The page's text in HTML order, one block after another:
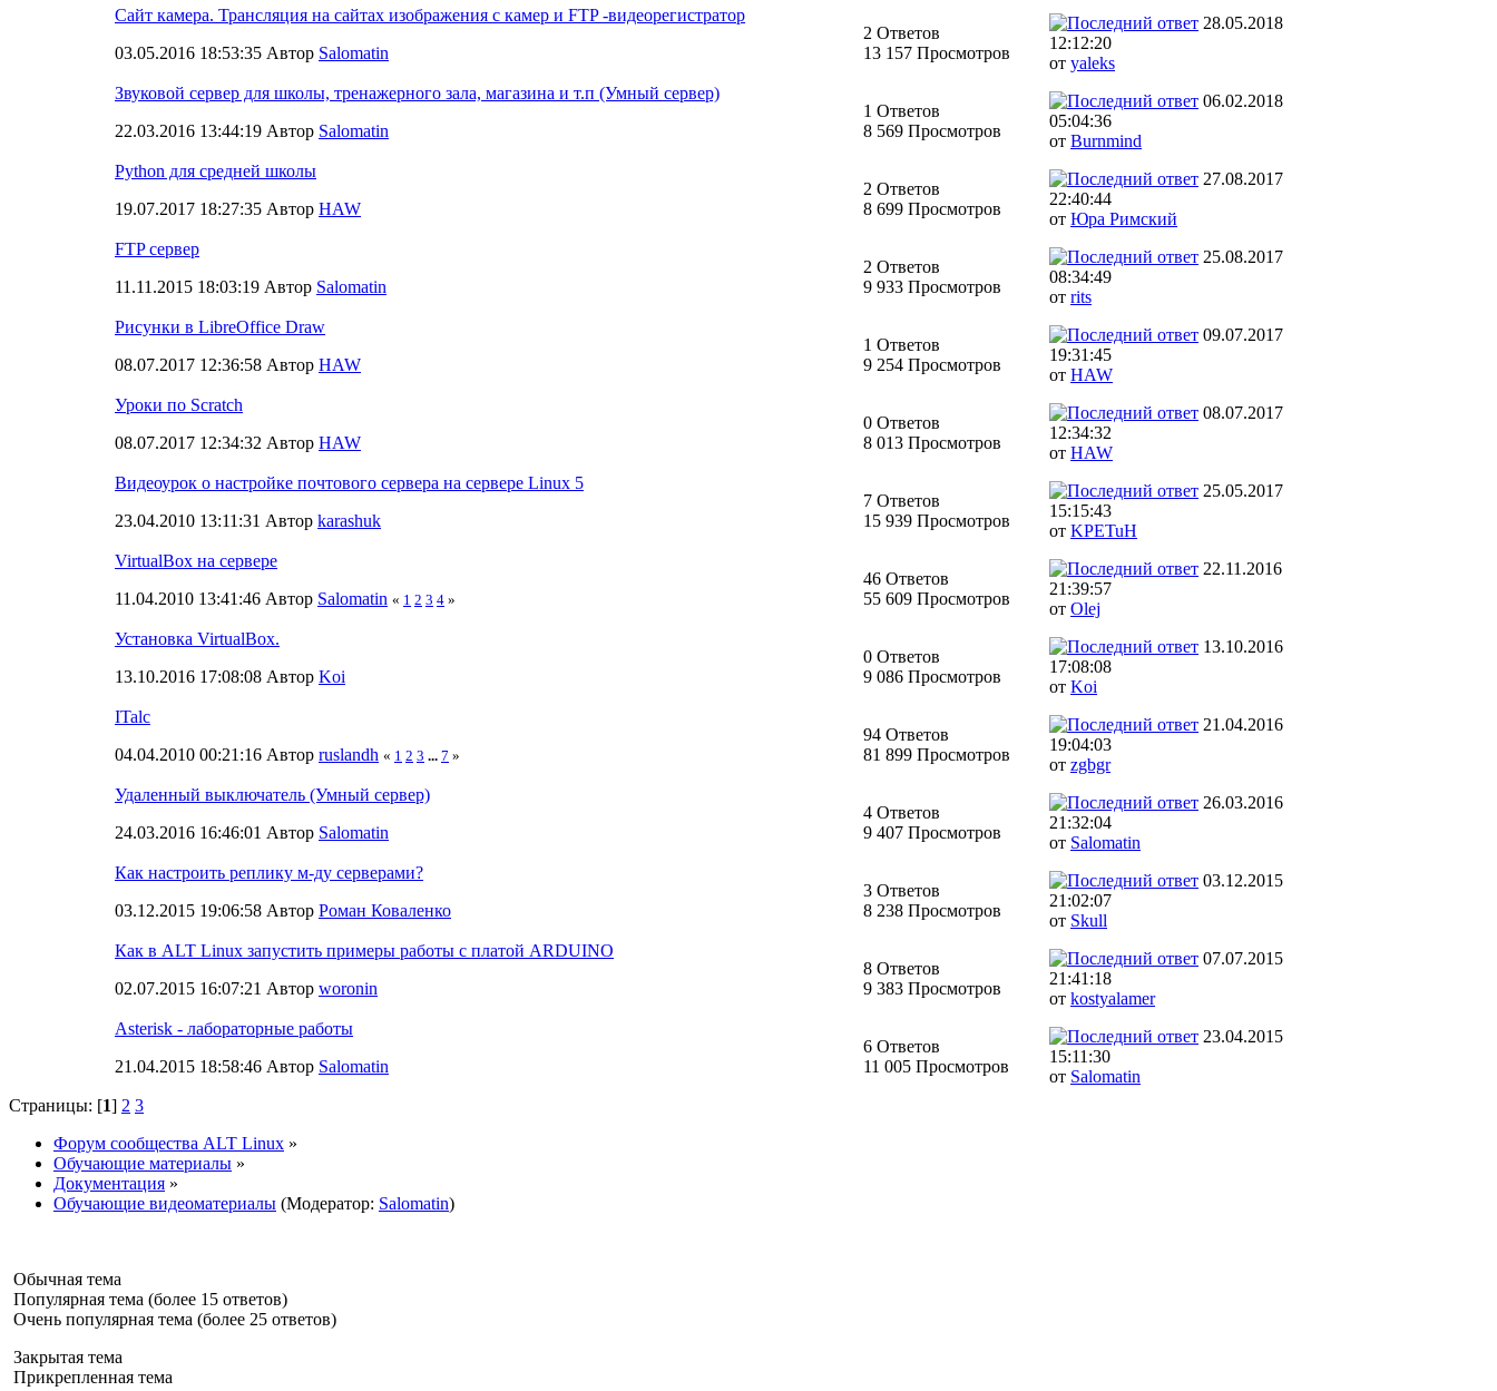
Сайт камера. Трансляция на сайтах изображения с камер и FTP -видеорегистратор
03.05.2016 18:53:35 Автор Salomatin
2 Ответов
13 157 Просмотров
28.05.2018
12:12:20
от yaleks
Звуковой сервер для школы, тренажерного зала, магазина и т.п (Умный сервер)
22.03.2016 13:44:19 Автор Salomatin
1 Ответов
8 569 Просмотров
06.02.2018
05:04:36
от Burnmind
Python для средней школы
19.07.2017 18:27:35 Автор HAW
2 Ответов
8 699 Просмотров
27.08.2017
22:40:44
от Юра Римский
FTP сервер
11.11.2015 18:03:19 Автор Salomatin
2 Ответов
9 933 Просмотров
25.08.2017
08:34:49
от rits
Рисунки в LibreOffice Draw
08.07.2017 12:36:58 Автор HAW
1 Ответов
9 254 Просмотров
09.07.2017
19:31:45
от HAW
Уроки по Scratch
08.07.2017 12:34:32 Автор HAW
0 Ответов
8 013 Просмотров
08.07.2017
12:34:32
от HAW
Видеоурок о настройке почтового сервера на сервере Linux 5
23.04.2010 13:11:31 Автор karashuk
7 Ответов
15 939 Просмотров
25.05.2017
15:15:43
от KPETuH
VirtualBox на сервере
11.04.2010 13:41:46 Автор Salomatin « 1 2 3 4 »
46 Ответов
55 609 Просмотров
22.11.2016
21:39:57
от Olej
Установка VirtualBox.
13.10.2016 17:08:08 Автор Koi
0 Ответов
9 086 Просмотров
13.10.2016
17:08:08
от Koi
ITalc
04.04.2010 00:21:16 Автор ruslandh « 1 2 3 ... 7 »
94 Ответов
81 899 Просмотров
21.04.2016
19:04:03
от zgbgr
Удаленный выключатель (Умный сервер)
24.03.2016 16:46:01 Автор Salomatin
4 Ответов
9 407 Просмотров
26.03.2016
21:32:04
от Salomatin
Как настроить реплику м-ду серверами?
03.12.2015 19:06:58 Автор Роман Коваленко
3 Ответов
8 238 Просмотров
03.12.2015
21:02:07
от Skull
Как в ALT Linux запустить примеры работы с платой ARDUINO
02.07.2015 16:07:21 Автор woronin
8 Ответов
9 383 Просмотров
07.07.2015
21:41:18
от kostyalamer
Asterisk - лабораторные работы
21.04.2015 18:58:46 Автор Salomatin
6 Ответов
11 005 Просмотров
23.04.2015
15:11:30
от Salomatin
Страницы: [1] 2 3
Форум сообщества ALT Linux »
Обучающие материалы »
Документация »
Обучающие видеоматериалы (Модератор: Salomatin)
Обычная тема
Популярная тема (более 15 ответов)
Очень популярная тема (более 25 ответов)
Закрытая тема
Прикрепленная тема